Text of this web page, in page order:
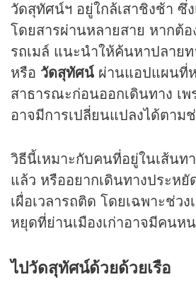
วัดสุทัศน์ฯ อยู่ใกล้เสาชิงช้า ซึ่
โดยสารผ่านหลายสาย หากต้อ
รถเมล์ แนะนำให้ค้นหาปลายท
หรือ วัดสุทัศน์ ผ่านแอปแผนที่
สาธารณะก่อนออกเดินทาง เพ
อาจมีการเปลี่ยนแปลงได้ตามช่
วิธีนี้เหมาะกับคนที่อยู่ในเส้นท
แล้ว หรืออยากเดินทางประห
เผื่อเวลารถติด โดยเฉพาะช่ว
หยุดที่ย่านเมืองเก่าอาจมีคนห
ไปวัดสุทัศน์ด้วยด้วยเรือ